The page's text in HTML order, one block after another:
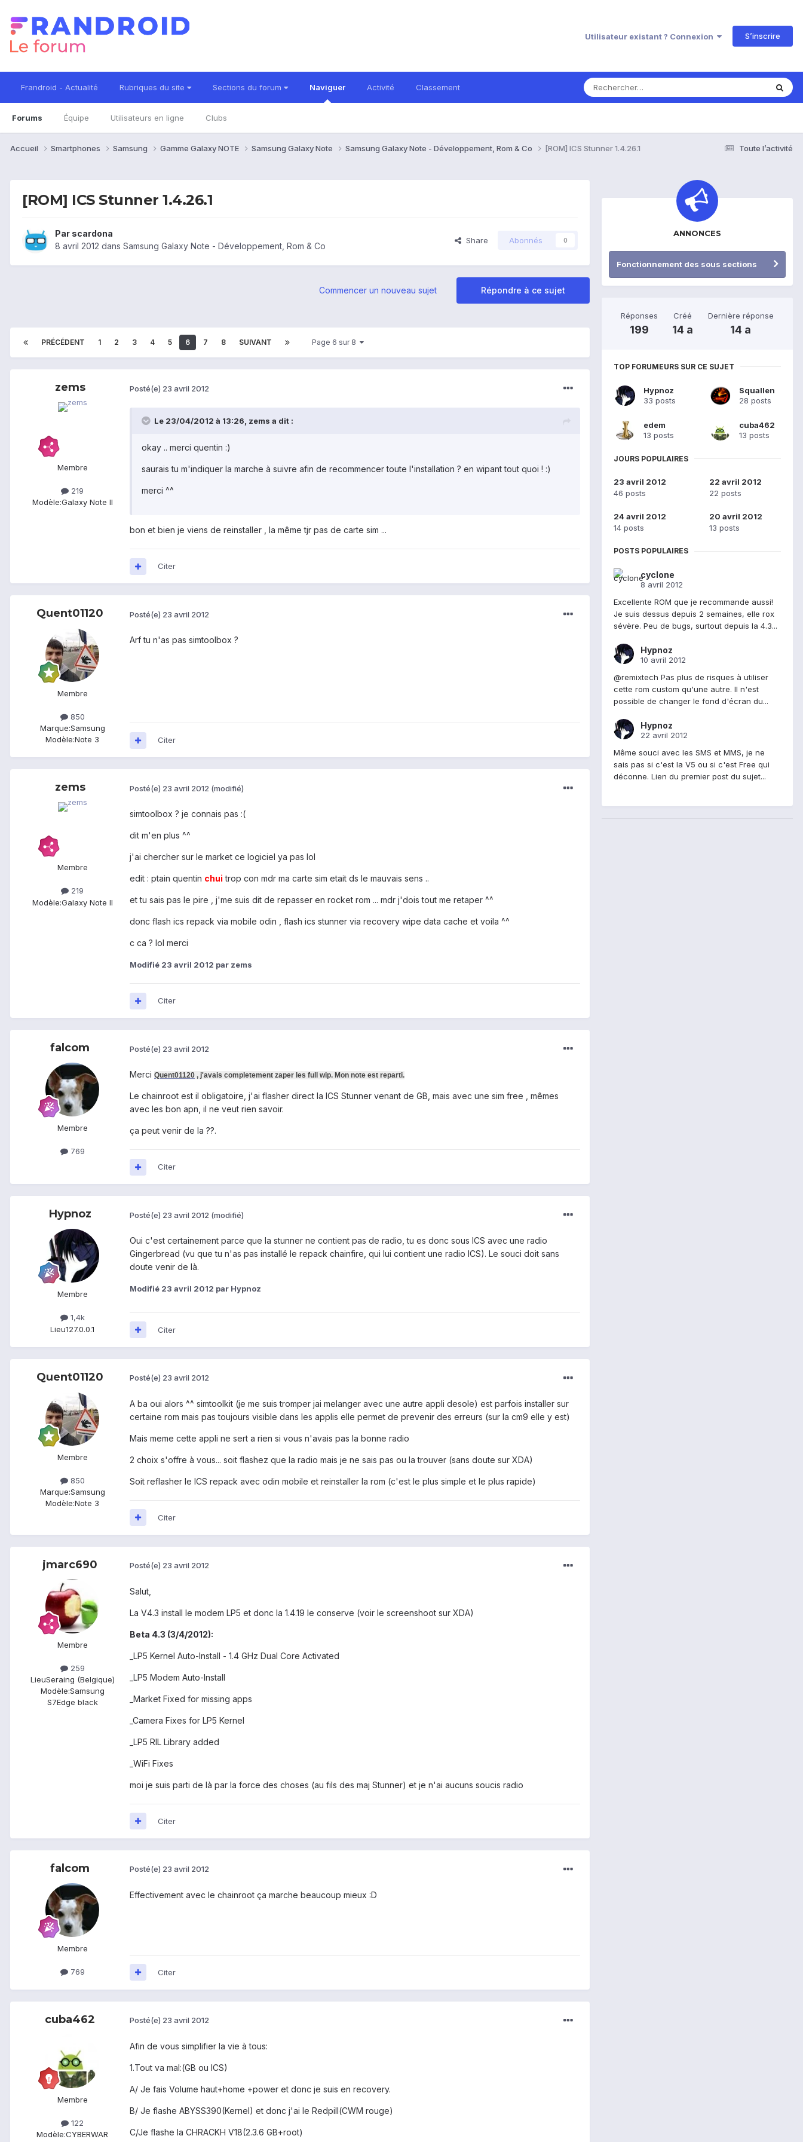
Utilisateur existant ? Connexion S’inscrire
Frandroid - Actualité Rubriques du site Sections du forum Naviguer
Forums Équipe Utilisateurs en ligne Clubs
Activité Classement
Toute l’activité
Accueil Smartphones Samsung Gamme Galaxy NOTE Samsung Galaxy Note Samsung Galaxy Note - Développement, Rom & Co [ROM] ICS Stunner 1.4.26.1
[ROM] ICS Stunner 1.4.26.1
Par scardona
8 avril 2012 dans Samsung Galaxy Note - Développement, Rom & Co
Share Abonnés 0
Répondre à ce sujet
Commencer un nouveau sujet
PRÉCÉDENT 1 2 3 4 5 6 7 8 SUIVANT Page 6 sur 8
zems
Membre
219
Modèle:Galaxy Note II
Posté(e) 23 avril 2012
Le 23/04/2012 à 13:26, zems a dit :
okay .. merci quentin :)
saurais tu m'indiquer la marche à suivre afin de recommencer toute l'installation ? en wipant tout quoi ! :)
merci ^^
bon et bien je viens de reinstaller , la même tjr pas de carte sim ...
Citer
Quent01120
Membre
850
Marque:Samsung
Modèle:Note 3
Posté(e) 23 avril 2012
Arf tu n'as pas simtoolbox ?
Citer
zems
Membre
219
Modèle:Galaxy Note II
Posté(e) 23 avril 2012 (modifié)
simtoolbox ? je connais pas :(
dit m'en plus ^^
j'ai chercher sur le market ce logiciel ya pas lol
edit : ptain quentin chui trop con mdr ma carte sim etait ds le mauvais sens ..
et tu sais pas le pire , j'me suis dit de repasser en rocket rom ... mdr j'dois tout me retaper ^^
donc flash ics repack via mobile odin , flash ics stunner via recovery wipe data cache et voila ^^
c ca ? lol merci
Modifié 23 avril 2012 par zems
Citer
falcom
Membre
769
Posté(e) 23 avril 2012
Merci Quent01120 , j'avais completement zaper les full wip. Mon note est reparti.
Le chainroot est il obligatoire, j'ai flasher direct la ICS Stunner venant de GB, mais avec une sim free , mêmes
avec les bon apn, il ne veut rien savoir.
ça peut venir de la ??.
Citer
Hypnoz
Membre
1,4k
Lieu127.0.0.1
Posté(e) 23 avril 2012 (modifié)
Oui c'est certainement parce que la stunner ne contient pas de radio, tu es donc sous ICS avec une radio
Gingerbread (vu que tu n'as pas installé le repack chainfire, qui lui contient une radio ICS). Le souci doit sans
doute venir de là.
Modifié 23 avril 2012 par Hypnoz
Citer
Quent01120
Membre
850
Marque:Samsung
Modèle:Note 3
Posté(e) 23 avril 2012
A ba oui alors ^^ simtoolkit (je me suis tromper jai melanger avec une autre appli desole) est parfois installer sur
certaine rom mais pas toujours visible dans les applis elle permet de prevenir des erreurs (sur la cm9 elle y est)
Mais meme cette appli ne sert a rien si vous n'avais pas la bonne radio
2 choix s'offre à vous... soit flashez que la radio mais je ne sais pas ou la trouver (sans doute sur XDA)
Soit reflasher le ICS repack avec odin mobile et reinstaller la rom (c'est le plus simple et le plus rapide)
Citer
jmarc690
Membre
259
LieuSeraing (Belgique)
Modèle:Samsung
S7Edge black
Posté(e) 23 avril 2012
Salut,
La V4.3 install le modem LP5 et donc la 1.4.19 le conserve (voir le screenshoot sur XDA)
Beta 4.3 (3/4/2012):
_LP5 Kernel Auto-Install - 1.4 GHz Dual Core Activated
_LP5 Modem Auto-Install
_Market Fixed for missing apps
_Camera Fixes for LP5 Kernel
_LP5 RIL Library added
_WiFi Fixes
moi je suis parti de là par la force des choses (au fils des maj Stunner) et je n'ai aucuns soucis radio
Citer
falcom
Membre
769
Posté(e) 23 avril 2012
Effectivement avec le chainroot ça marche beaucoup mieux :D
Citer
cuba462
Membre
122
Modèle:CYBERWAR
Posté(e) 23 avril 2012
Afin de vous simplifier la vie à tous:
1.Tout va mal:(GB ou ICS)
A/ Je fais Volume haut+home +power et donc je suis en recovery.
B/ Je flashe ABYSS390(Kernel) et donc j'ai le Redpill(CWM rouge)
C/Je flashe la CHRACKH V18(2.3.6 GB+root)
ANNONCES
Fonctionnement des sous sections
Réponses
199
Créé
14 a
Dernière réponse
14 a
TOP FORUMEURS SUR CE SUJET
Hypnoz
33 posts
Squallen
28 posts
edem
13 posts
cuba462
13 posts
JOURS POPULAIRES
23 avril 2012
46 posts
22 avril 2012
22 posts
24 avril 2012
14 posts
20 avril 2012
13 posts
POSTS POPULAIRES
cyclone
8 avril 2012
Excellente ROM que je recommande aussi!
Je suis dessus depuis 2 semaines, elle rox
sévère. Peu de bugs, surtout depuis la 4.3...
Hypnoz
10 avril 2012
@remixtech Pas plus de risques à utiliser
cette rom custom qu'une autre. Il n'est
possible de changer le fond d'écran du...
Hypnoz
22 avril 2012
Même souci avec les SMS et MMS, je ne
sais pas si c'est la V5 ou si c'est Free qui
déconne. Lien du premier post du sujet...